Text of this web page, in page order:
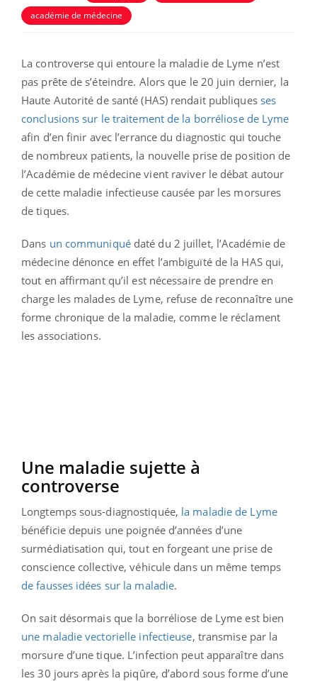
académie de médecine
La controverse qui entoure la maladie de Lyme n’est
pas prête de s’éteindre. Alors que le 20 juin dernier, la
Haute Autorité de santé (HAS) rendait publiques ses
conclusions sur le traitement de la borréliose de Lyme
afin d’en finir avec l’errance du diagnostic qui touche
de nombreux patients, la nouvelle prise de position de
l’Académie de médecine vient raviver le débat autour
de cette maladie infectieuse causée par les morsures
de tiques.
Dans un communiquédaté du 2 juillet, l’Académie de
médecine dénonce en effet l’ambiguïté de la HAS qui,
tout en affirmant qu’il est nécessaire de prendre en
charge les malades de Lyme, refuse de reconnaître une
forme chronique de la maladie, comme le réclament
les associations.
Une maladie sujette à
controverse
Longtemps sous-diagnostiquée, la maladie de Lyme
bénéficie depuis une poignée d’années d’une
surmédiatisation qui, tout en forgeant une prise de
conscience collective, véhicule dans un même temps
de fausses idées sur la maladie.
On sait désormais que la borréliose de Lyme est bien
une maladie vectorielle infectieuse, transmise par la
morsure d’une tique. L’infection peut apparaître dans
les 30 jours après la piqûre, d’abord sous forme d’une